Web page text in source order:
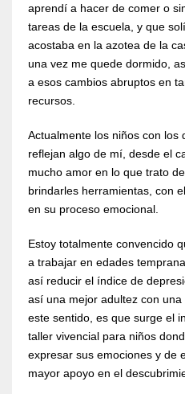
aprendí a hacer de comer o
tareas de la escuela, y que
acostaba en la azotea de la
una vez me quede dormido,
a esos cambios abruptos en
recursos.
Actualmente los niños con los
reflejan algo de mí, desde el
mucho amor en lo que trato
brindarles herramientas, con
en su proceso emocional.
Estoy totalmente convencido
a trabajar en edades
así reducir el índice de
así una mejor adultez con
este sentido, es que surge el
taller vivencial para niños
expresar sus emociones y de
mayor apoyo en el